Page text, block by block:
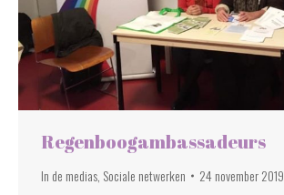
Regenboogambassadeurs
In de medias Sociale netwerken 24 november 2019